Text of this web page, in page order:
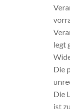
legt
Die
Die
ist